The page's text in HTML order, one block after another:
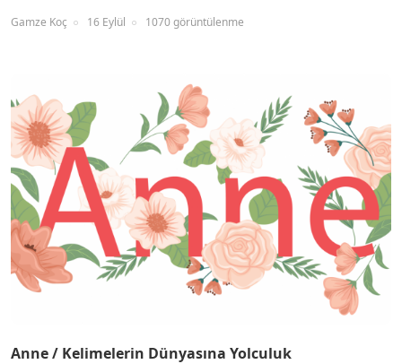
Gamze Koç 16 Eylül 1070 görüntülenme
Anne / Kelimelerin Dünyasına Yolculuk